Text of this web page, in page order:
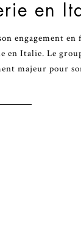
en
engagement en
en Italie. Le
majeur pour